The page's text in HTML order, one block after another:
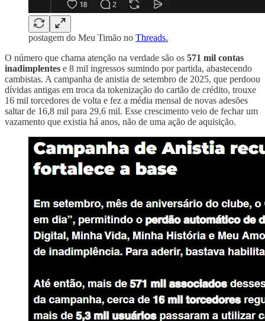
postagem do Meu Timão no Threads.
O número que chama atenção na verdade são os 571 mil contas
inadimplentes e 8 mil ingressos sumindo por partida, abastecendo
cambistas. A campanha de anistia de setembro de 2025, que perdoou
dívidas antigas em troca da tokenização do cartão de crédito, trouxe
16 mil torcedores de volta e fez a média mensal de novas adesões
saltar de 16,8 mil para 29,6 mil. Esse crescimento veio de fechar um
vazamento que existia há anos, não de uma ação de aquisição.